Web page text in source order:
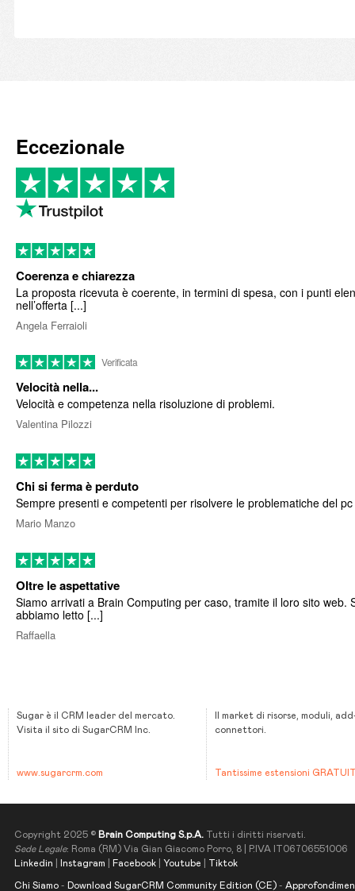
Eccezionale
Coerenza e chiarezza
La proposta ricevuta è coerente, in termini di spesa, con i punti
nell’offerta [...]
Angela Ferraioli
Verificata
Velocità nella...
Velocità e competenza nella risoluzione di problemi.
Valentina Pilozzi
Chi si ferma è perduto
Sempre presenti e competenti per risolvere le problematiche del pc
Mario Manzo
Oltre le aspettative
Siamo arrivati a Brain Computing per caso, tramite il loro sito web.
abbiamo letto [...]
Raffaella
Sugar è il CRM leader del mercato.
Visita il sito di SugarCRM Inc.
www.sugarcrm.com
Il market di risorse, moduli,
connettori.
Tantissime estensioni
Copyright 2025 © Brain Computing S.p.A. Tutti i diritti riservati.
Sede Legale: Roma (RM) Via Gian Giacomo Porro, 8 | P.IVA IT06706551006
Linkedin
Instagram Facebook Youtube Tiktok
Chi Siamo - Download SugarCRM Community Edition (CE) -